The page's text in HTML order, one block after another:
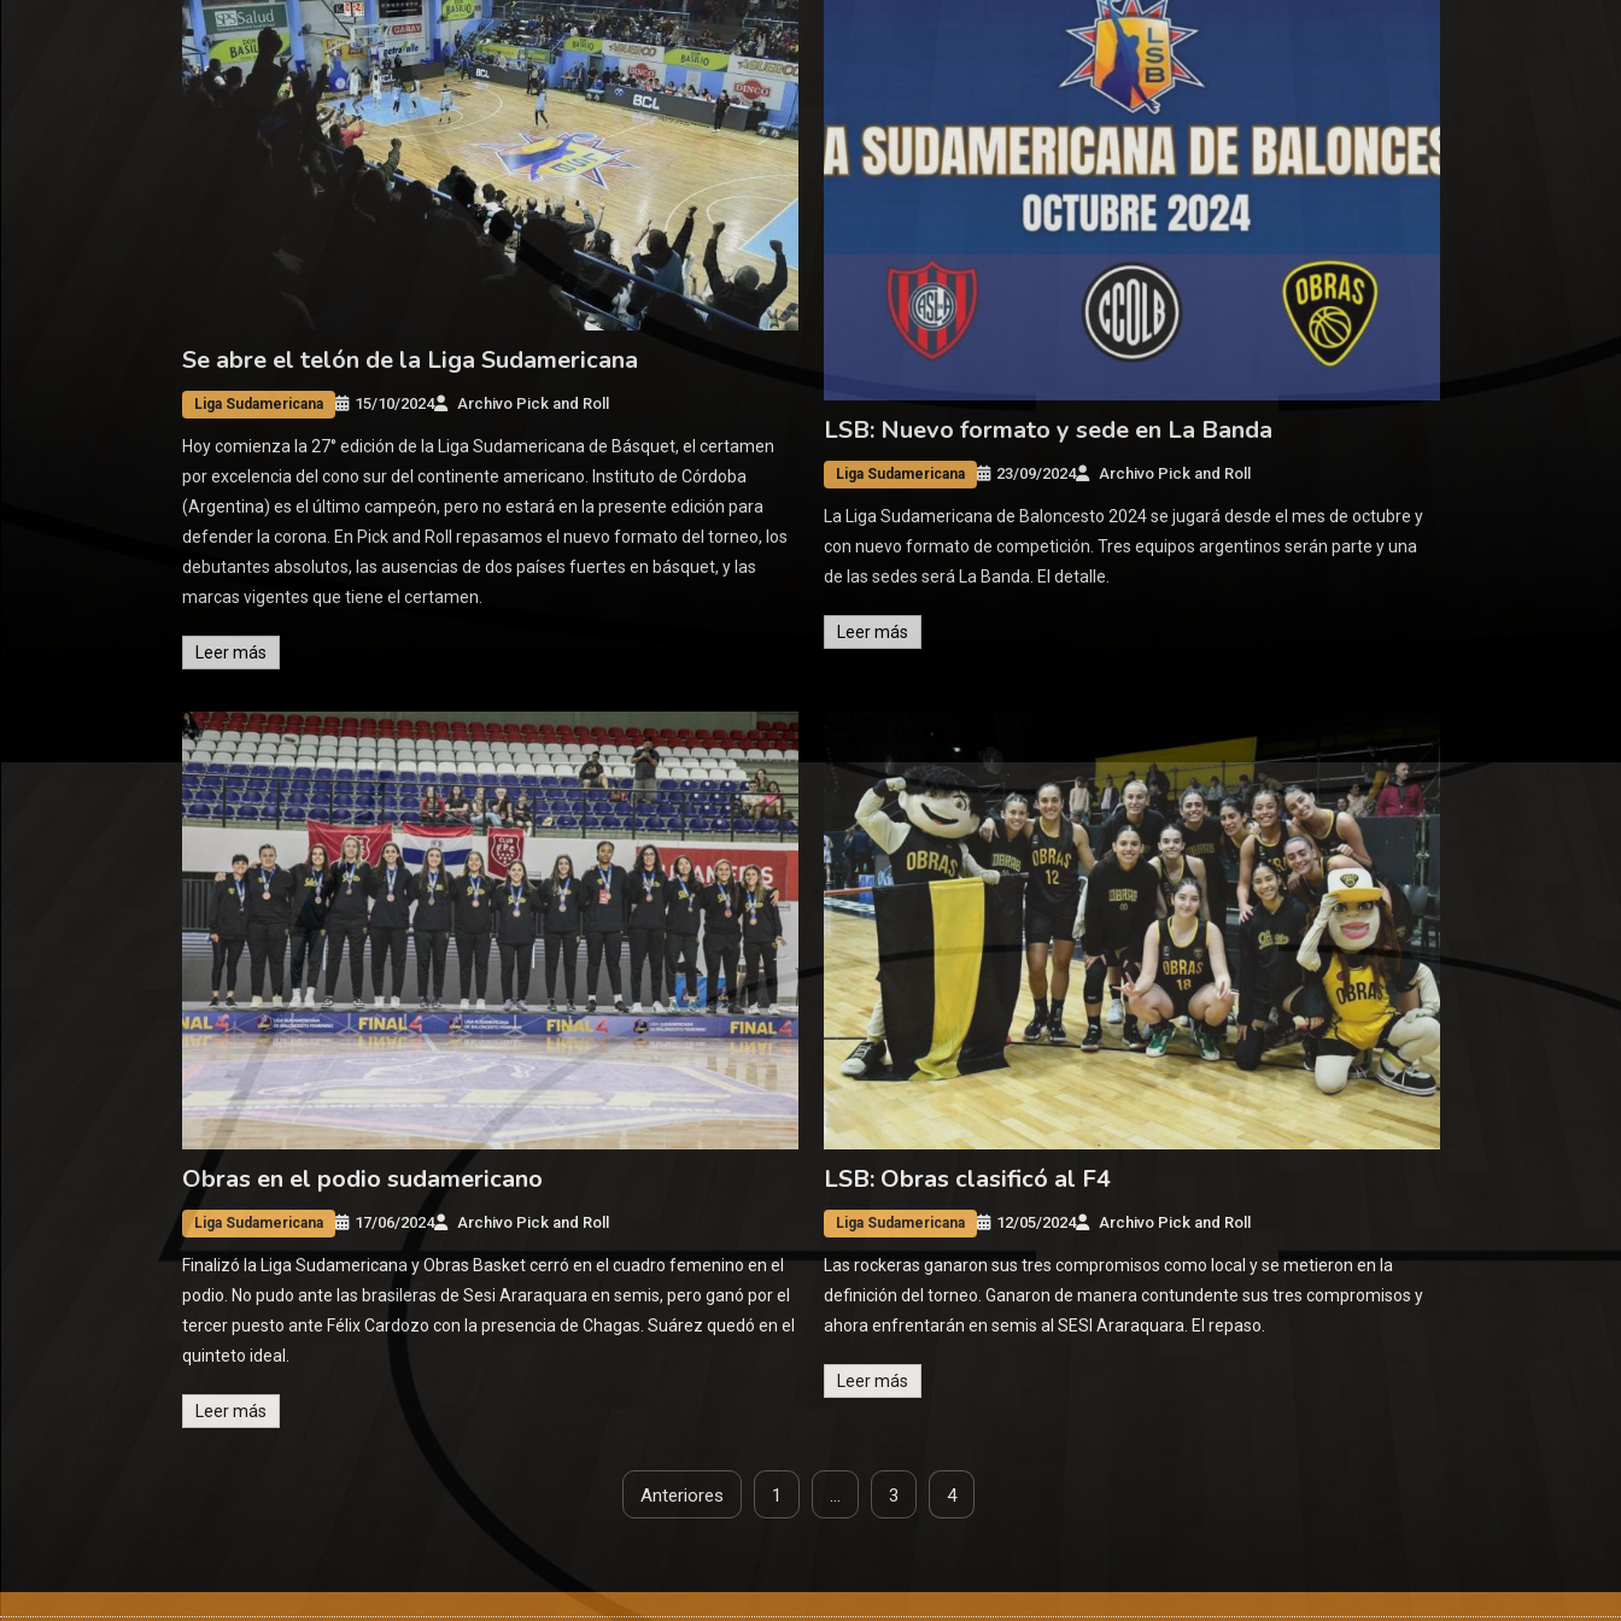
Se abre el telón de la Liga Sudamericana
Liga Sudamericana 15/10/2024 Archivo Pick and Roll
Hoy comienza la 27° edición de la Liga Sudamericana de Básquet, el certamen
por excelencia del cono sur del continente americano. Instituto de Córdoba
(Argentina) es el último campeón, pero no estará en la presente edición para
defender la corona. En Pick and Roll repasamos el nuevo formato del torneo, los
debutantes absolutos, las ausencias de dos países fuertes en básquet, y las
marcas vigentes que tiene el certamen.
Leer más
LSB: Nuevo formato y sede en La Banda
Liga Sudamericana 23/09/2024 Archivo Pick and Roll
La Liga Sudamericana de Baloncesto 2024 se jugará desde el mes de octubre y
con nuevo formato de competición. Tres equipos argentinos serán parte y una
de las sedes será La Banda. El detalle.
Leer más
Obras en el podio sudamericano
Liga Sudamericana 17/06/2024 Archivo Pick and Roll
Finalizó la Liga Sudamericana y Obras Basket cerró en el cuadro femenino en el
podio. No pudo ante las brasileras de Sesi Araraquara en semis, pero ganó por el
tercer puesto ante Félix Cardozo con la presencia de Chagas. Suárez quedó en el
quinteto ideal.
Leer más
LSB: Obras clasificó al F4
Liga Sudamericana 12/05/2024 Archivo Pick and Roll
Las rockeras ganaron sus tres compromisos como local y se metieron en la
definición del torneo. Ganaron de manera contundente sus tres compromisos y
ahora enfrentarán en semis al SESI Araraquara. El repaso.
Leer más
Anteriores 1 … 3 4